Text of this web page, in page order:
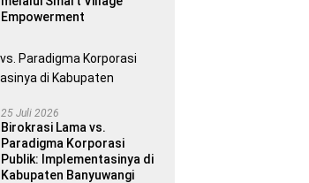
Empowerment
25 Juli 2026
Birokrasi Lama vs.
Paradigma Korporasi
Publik: Implementasinya di
Kabupaten Banyuwangi